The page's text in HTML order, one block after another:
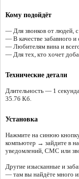
Кому подойдёт
— Для звонков от людей,
— В качестве забавного и
— Любителям вина и
— Для тех, кто хочет
Технические детали
Длительность — 1
35.76 Кб.
Установка
Нажмите на синюю
компьютер → зайдите в
уведомлений, СМС или
Другие изысканные и
— там вы найдёте много